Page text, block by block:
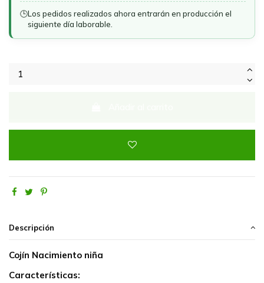
🕒Los pedidos realizados ahora entrarán en producción el
siguiente día laborable.
Descripción
Cojín Nacimiento niña
Características: